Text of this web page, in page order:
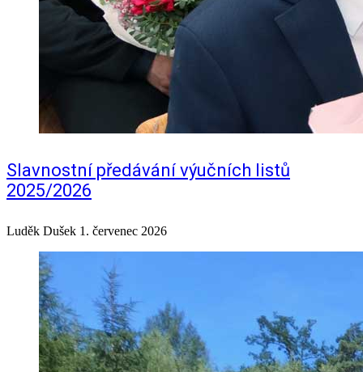
Slavnostní předávání výučních listů
2025/2026
Luděk Dušek 1. červenec 2026